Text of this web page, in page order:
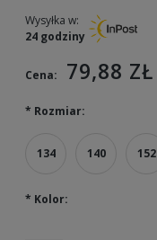
Wysyłka w:
24 godziny
Cena: 79,88 ZŁ
* Rozmiar:
134 140 152
* Kolor: